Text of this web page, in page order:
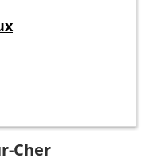
Cher